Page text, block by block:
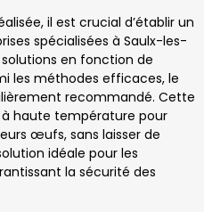
il est crucial d’établir un
spécialisées à Saulx-les-
en fonction de
les méthodes efficaces, le
recommandé. Cette
haute température pour
œufs, sans laisser de
idéale pour les
la sécurité des